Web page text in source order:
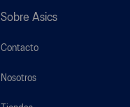
Sobre Asics
Contacto
Nosotros